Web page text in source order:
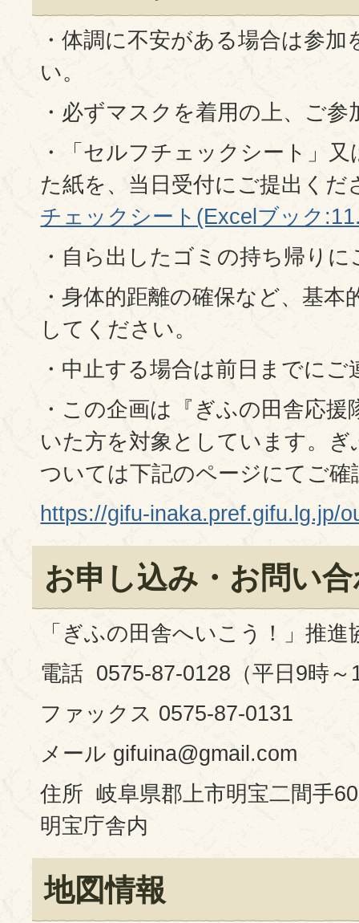
・体調に不安がある場合は参
い。
・必ずマスクを着用の上、ご
・「セルフチェックシート」
た紙を、当日受付にご提出くだ
チェックシート(Excelブック
・自ら出したゴミの持ち帰り
・身体的距離の確保など、基本
してください。
・中止する場合は前日までに
・この企画は『ぎふの田舎応
いた方を対象としています。ぎ
ついては下記のページにてご確
https://gifu-inaka.pref.gifu.lg.jp/
お申し込み・お問い
「ぎふの田舎へいこう！」推進
電話 0575-87-0128（平日9時～
ファックス 0575-87-0131
メール gifuina@gmail.com
住所 岐阜県郡上市明宝二間手
明宝庁舎内
地図情報